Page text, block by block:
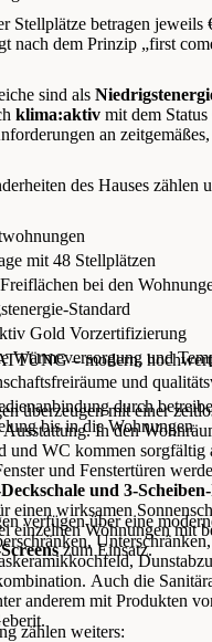
Stellplätze betragen jeweils
nach dem Prinzip „first
sind als
klima:aktiv mit dem Status
an
des Hauses zählen
mit 48 Stellplätzen
bei den
Standard
Gold Vorzertifizierung
Wärmeversorgung und
und
durch
bis in die Wohnungen
– modern,
überzeugen mit einer
In den
und WC kommen sorgfältig
und Fenstertüren
und 3-
einen wirksamen
einzelnen Wohnungen mit
zum Einsatz.
verfügen über eine
Auch die
anderem mit Produkten
zählen weiters: